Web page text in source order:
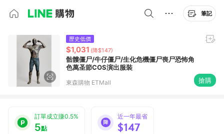
筆記
歷史低價
$1,031 (降$147)
骷髏僵尸/牛仔僵尸/生化危機僵尸喪尸恐怖角
色萬圣節COS演出服裝
東森購物 ETMall 搶購
訂單成立賺0.5%
5點
近一年最省
$147